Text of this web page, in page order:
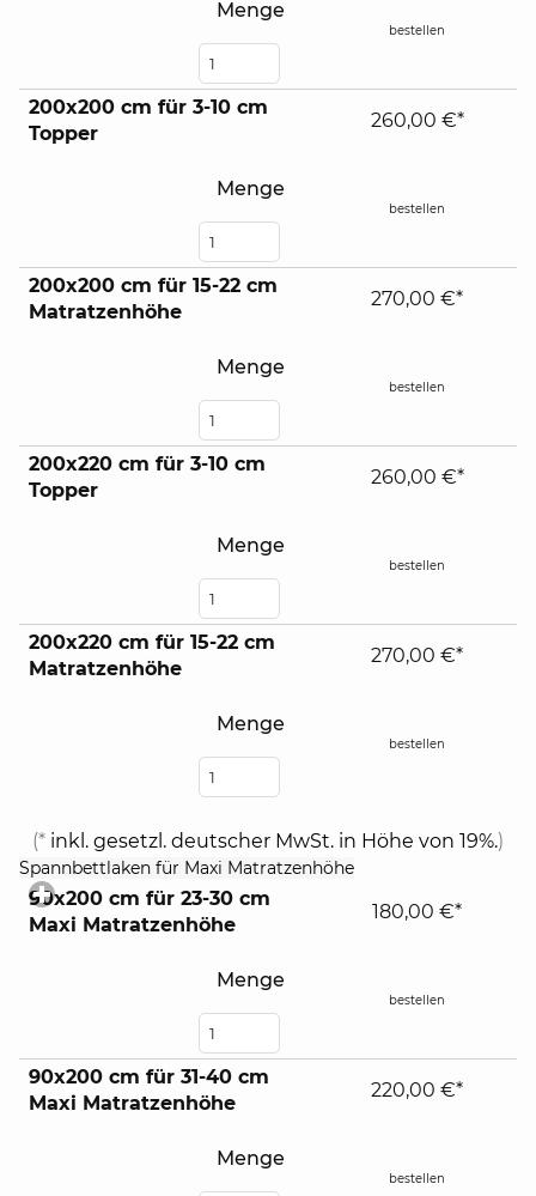
Menge
bestellen
200x200 cm für 3-10 cm
Topper
Menge
260,00 €*
bestellen
200x200 cm für 15-22 cm
Matratzenhöhe
Menge
270,00 €*
bestellen
200x220 cm für 3-10 cm
Topper
Menge
260,00 €*
bestellen
200x220 cm für 15-22 cm
Matratzenhöhe
Menge
270,00 €*
bestellen
(* inkl. gesetzl. deutscher MwSt. in Höhe von 19%.)
Spannbettlaken für Maxi Matratzenhöhe
expand
90x200 cm für 23-30 cm
Maxi Matratzenhöhe
Menge
180,00 €*
bestellen
90x200 cm für 31-40 cm
Maxi Matratzenhöhe
Menge
220,00 €*
bestellen